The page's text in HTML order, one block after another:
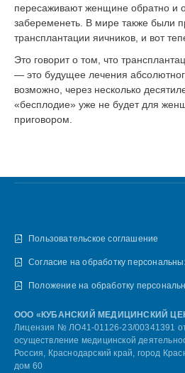
пересаживают женщине обратно и
забеременеть. В мире также были
трансплантации яичников, и вот
Это говорит о том, что
— это будущее лечения
возможно, через несколько
«бесплодие» уже не будет для
приговором.
Пользовательское соглашение
Согласие на обработку
Положение на обработку
ООО «КУБАНСКИЙ МЕДИЦИНСКИЙ
Лицензия № ЛО41-01126-23/00341391
осуществление медицинской
Россия, Краснодарский край, город
дом 60